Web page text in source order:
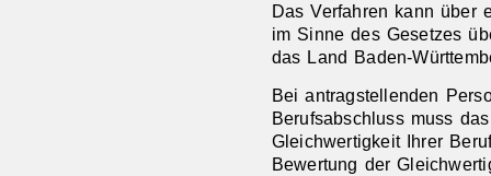
Das Verfahren kann über
im Sinne des Gesetzes
das Land Baden-
Bei antragstellenden
Berufsabschluss muss
Gleichwertigkeit Ihrer
Bewertung der